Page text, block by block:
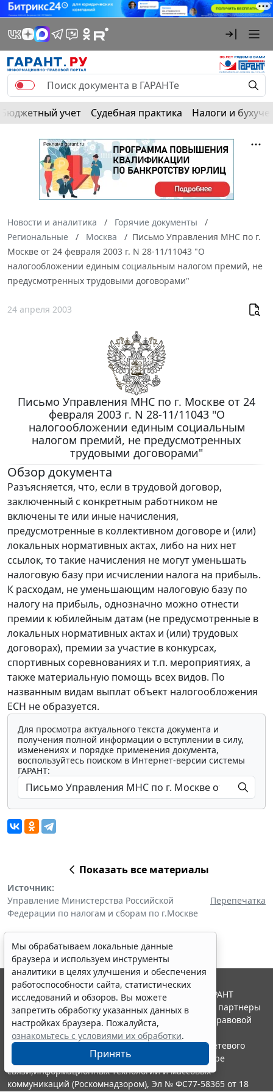
Бюджетный учет Судебная практика Налоги и
Новости и аналитика
Горячие документы
Региональные
Москва
Письмо Управления МНС по г.
Москве от 24 февраля 2003 г. N 28-11/11043 "О
налогообложении единым социальным налогом премий, не
предусмотренных трудовыми договорами"
24 апреля 2003
Письмо Управления МНС по г. Москве от 24
февраля 2003 г. N 28-11/11043 "О
налогообложении единым социальным
налогом премий, не предусмотренных
трудовыми договорами"
Обзор документа
Разъясняется, что, если в трудовой договор,
заключенный с конкретным работником не
включены те или иные начисления,
предусмотренные в коллективном договоре и (или)
локальных нормативных актах, либо на них нет
ссылок, то такие начисления не могут уменьшать
налоговую базу при исчислении налога на прибыль.
К расходам, не уменьшающим налоговую базу по
налогу на прибыль, однозначно можно отнести
премии к юбилейным датам (не предусмотренные в
локальных нормативных актах и (или) трудовых
договорах), премии за участие в конкурсах,
спортивных соревнованиях и т.п. мероприятиях, а
также материальную помощь всех видов. По
названным видам выплат объект налогообложения
ЕСН не образуется.
Для просмотра актуального текста документа и
получения полной информации о вступлении в силу,
изменениях и порядке применения документа,
воспользуйтесь поиском в Интернет-версии системы
ГАРАНТ:
Показать все материалы
Источник:
Управление Министерства Российской
Федерации по налогам и сборам по г.Москве
Перепечатка
Мы обрабатываем локальные данные
браузера и используем инструменты
аналитики в целях улучшения и обеспечения
работоспособности сайта, статистических
исследований и обзоров. Вы можете
запретить обработку указанных данных в
настройках браузера. Пожалуйста,
ознакомьтесь с условиями их обработки.
Принять
© ООО "НПП "ГАРАНТ-СЕРВИС", 2026. Система ГАРАНТ
выпускается с 1990 года. Компания "Гарант" и ее партнеры
являются участниками Российской ассоциации правовой
информации ГАРАНТ.
Портал ГАРАНТ.РУ зарегистрирован в качестве сетевого
издания Федеральной службой по надзору в сфере
связи,информационных технологий и массовых
коммуникаций (Роскомнадзором), Эл № ФС77-58365 от 18